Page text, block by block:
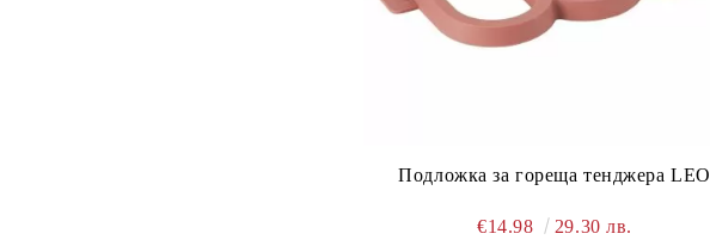
Подложка за гореща тенджера LEO
€14.98 29.30 лв.